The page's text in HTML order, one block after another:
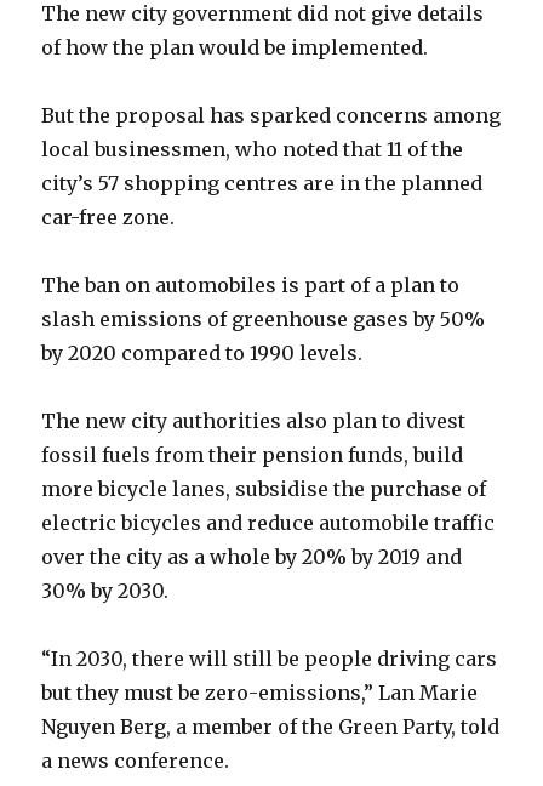
The new city government did not give details
of how the plan would be implemented.
But the proposal has sparked concerns among
local businessmen, who noted that 11 of the
city’s 57 shopping centres are in the planned
car-free zone.
The ban on automobiles is part of a plan to
slash emissions of greenhouse gases by 50%
by 2020 compared to 1990 levels.
The new city authorities also plan to divest
fossil fuels from their pension funds, build
more bicycle lanes, subsidise the purchase of
electric bicycles and reduce automobile traffic
over the city as a whole by 20% by 2019 and
30% by 2030.
“In 2030, there will still be people driving cars
but they must be zero-emissions,” Lan Marie
Nguyen Berg, a member of the Green Party, told
a news conference.